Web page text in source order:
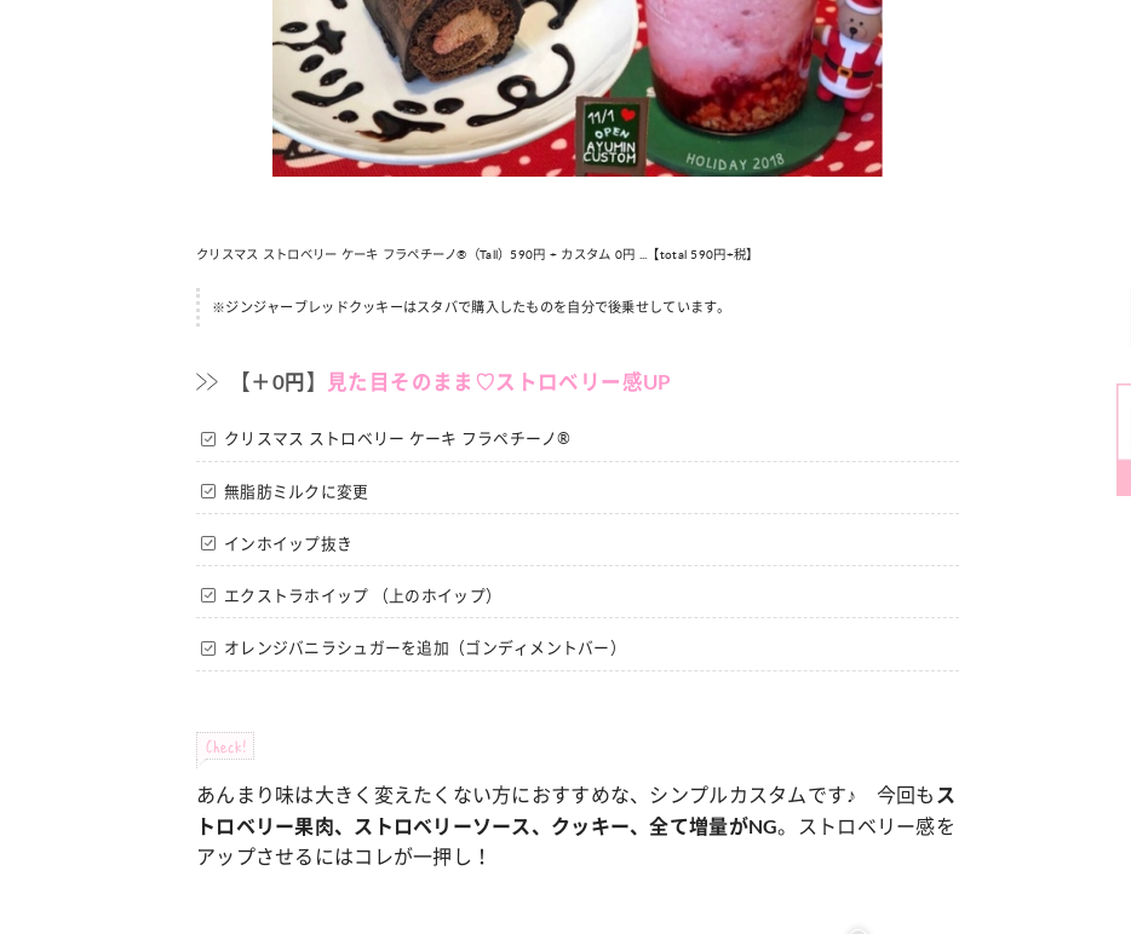
クリスマス ストロベリー ケーキ フラペチーノ®（Tall）590円 + カスタム 0円 ...【total 590円+税】
※ジンジャーブレッドクッキーはスタバで購入したものを自分で後乗せしています。
【＋0円】 見た目そのまま♡ストロベリー感UP
クリスマス ストロベリー ケーキ フラペチーノ®
無脂肪ミルクに変更
インホイップ抜き
エクストラホイップ （上のホイップ）
オレンジバニラシュガーを追加（ゴンディメントバー）
Check!
あんまり味は大きく変えたくない方におすすめな、シンプルカスタムです♪ 今回も ス
トロベリー果肉、ストロベリーソース、クッキー、全て増量がNG。ストロベリー感を
アップさせるにはコレが一押し！